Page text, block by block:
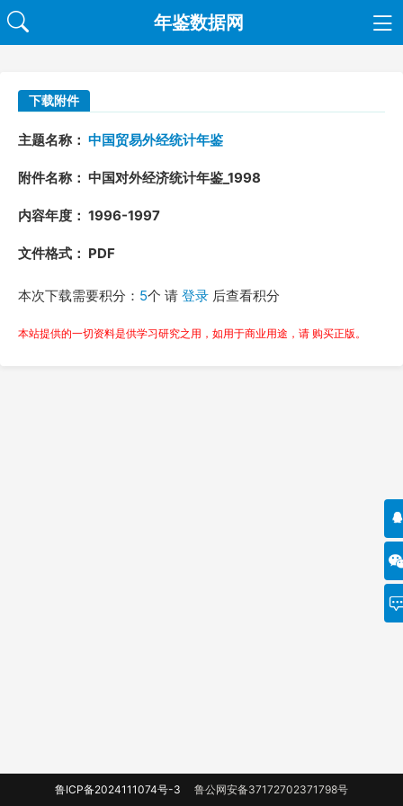
年鉴数据网
下载附件
主题名称： 中国贸易外经统计年鉴
附件名称： 中国对外经济统计年鉴_1998
内容年度： 1996-1997
文件格式： PDF
本次下载需要积分： 5个 请 登录 后查看积分
本站提供的一切资料是供学习研究之用，如用于商业用途，请 购买正版。
鲁ICP备2024111074号-3 鲁公网安备37172702371798号